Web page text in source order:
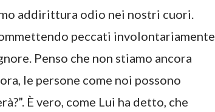
addirittura odio nei nostri cuori.
peccati involontariamente
Penso che non stiamo ancora
le persone come noi possono
È vero, come Lui ha detto, che